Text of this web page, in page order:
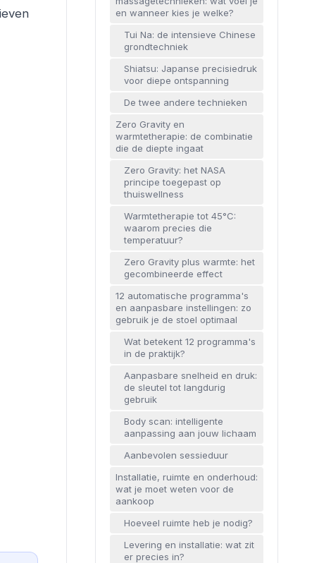
en wanneer kies je welke?
Tui Na: de intensieve Chinese
grondtechniek
Shiatsu: Japanse precisiedruk
voor diepe ontspanning
De twee andere technieken
Zero Gravity en
warmtetherapie: de combinatie
die de diepte ingaat
Zero Gravity: het NASA
principe toegepast op
thuiswellness
Warmtetherapie tot 45°C:
waarom precies die
temperatuur?
Zero Gravity plus warmte: het
gecombineerde effect
12 automatische programma's
en aanpasbare instellingen: zo
gebruik je de stoel optimaal
Wat betekent 12 programma's
in de praktijk?
Aanpasbare snelheid en druk:
de sleutel tot langdurig
gebruik
Body scan: intelligente
aanpassing aan jouw lichaam
Aanbevolen sessieduur
Installatie, ruimte en onderhoud:
wat je moet weten voor de
aankoop
Hoeveel ruimte heb je nodig?
Levering en installatie: wat zit
er precies in?